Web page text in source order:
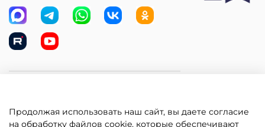
Клиентам
Продолжая использовать наш сайт, вы даете согласие
на обработку файлов cookie, которые обеспечивают